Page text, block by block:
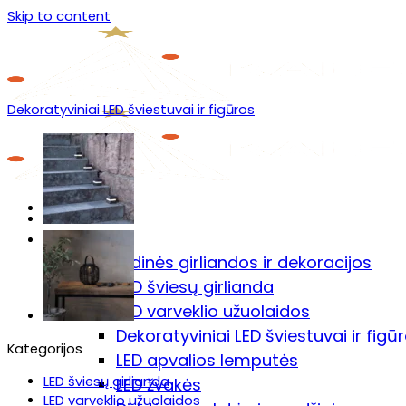
Skip to content
Menu
Prekių katalogas
🎄Kalėdinės girliandos ir dekoracijos
LED šviesų girlianda
LED varveklio užuolaidos
Dekoratyviniai LED šviestuvai ir
LED apvalios lemputės
LED žvakės
Dekoratyviniai LED šviestuvai ir figūros
Kategorijos
LED šviesų girlianda
LED varveklio užuolaidos